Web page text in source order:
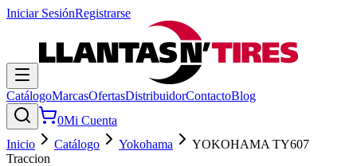
Iniciar SesiónRegistrarse
CatálogoMarcasOfertasDistribuidorContactoBlog
0Mi Cuenta
Inicio
Catálogo Yokohama
YOKOHAMA TY607
Traccion